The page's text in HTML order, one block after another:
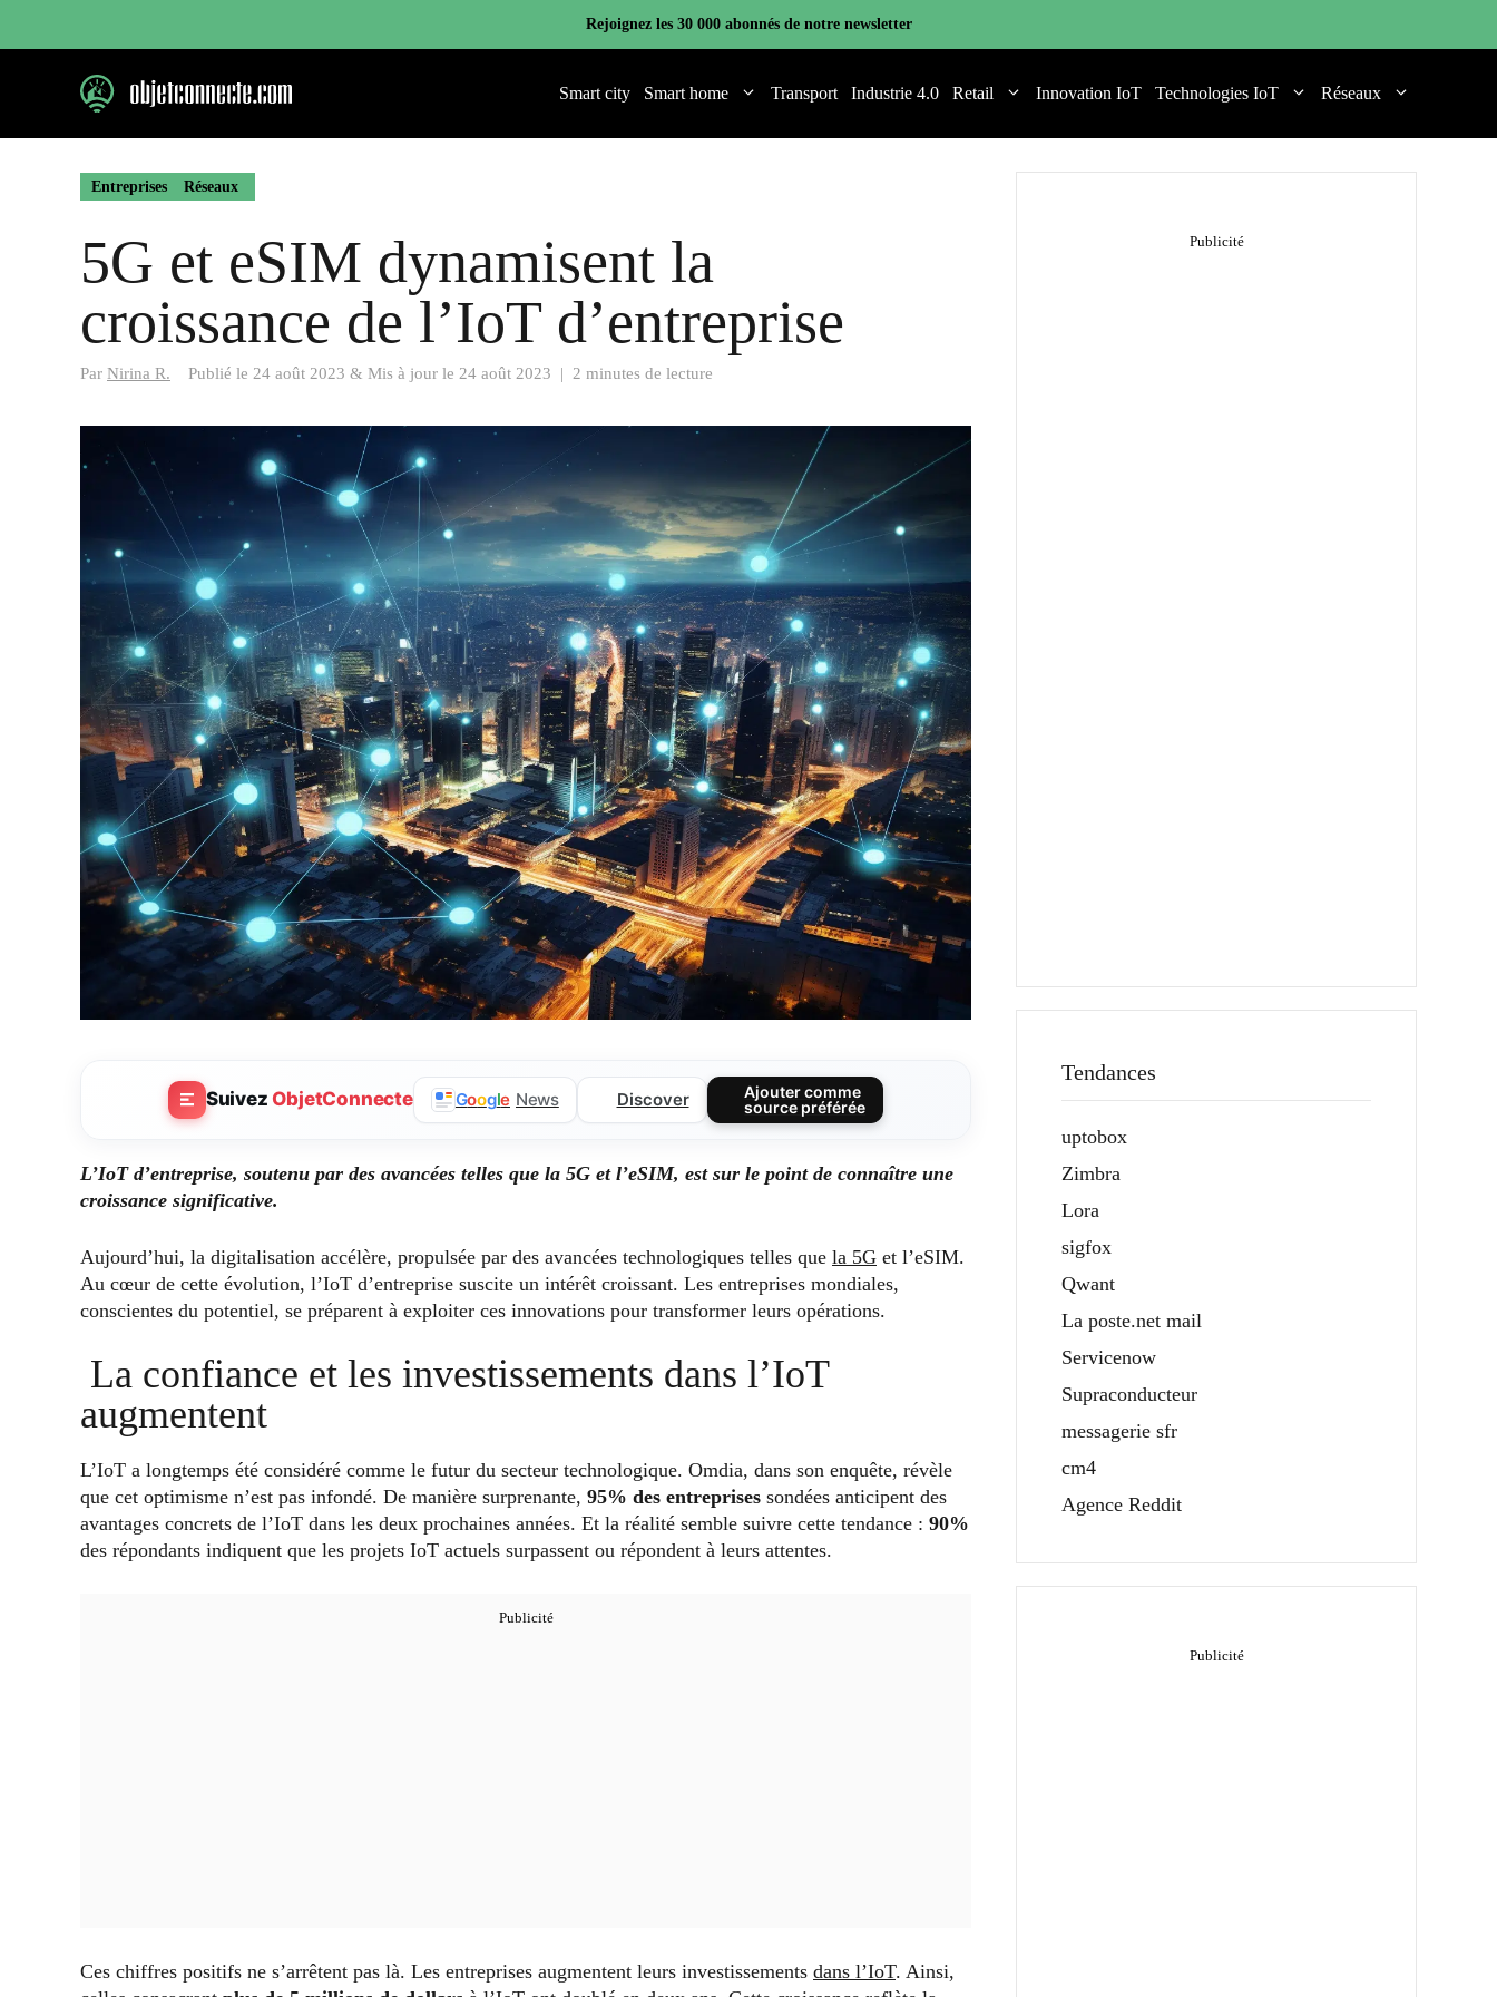
Rejoignez les 30 000 abonnés de notre newsletter
Smart city Smart home Transport Industrie 4.0 Retail Innovation IoT Technologies IoT Réseaux
Entreprises Réseaux
5G et eSIM dynamisent la
croissance de l’IoT d’entreprise
Par Nirina R. Publié le 24 août 2023 & Mis à jour le 24 août 2023 | 2 minutes de lecture
SuivezObjetConnecte Google News Discover
Ajouter comme
source préférée
L’IoT d’entreprise, soutenu par des avancées telles que la 5G et l’eSIM, est sur le point de connaître une
croissance significative.
Aujourd’hui, la digitalisation accélère, propulsée par des avancées technologiques telles que la 5G et l’eSIM.
Au cœur de cette évolution, l’IoT d’entreprise suscite un intérêt croissant. Les entreprises mondiales,
conscientes du potentiel, se préparent à exploiter ces innovations pour transformer leurs opérations.
La confiance et les investissements dans l’IoT
augmentent
L’IoT a longtemps été considéré comme le futur du secteur technologique. Omdia, dans son enquête, révèle
que cet optimisme n’est pas infondé. De manière surprenante, 95% des entreprises sondées anticipent des
avantages concrets de l’IoT dans les deux prochaines années. Et la réalité semble suivre cette tendance : 90%
des répondants indiquent que les projets IoT actuels surpassent ou répondent à leurs attentes.
Ces chiffres positifs ne s’arrêtent pas là. Les entreprises augmentent leurs investissements dans l’IoT. Ainsi,
Tendances
uptobox
Zimbra
Lora
sigfox
Qwant
La poste.net mail
Servicenow
Supraconducteur
messagerie sfr
cm4
Agence Reddit